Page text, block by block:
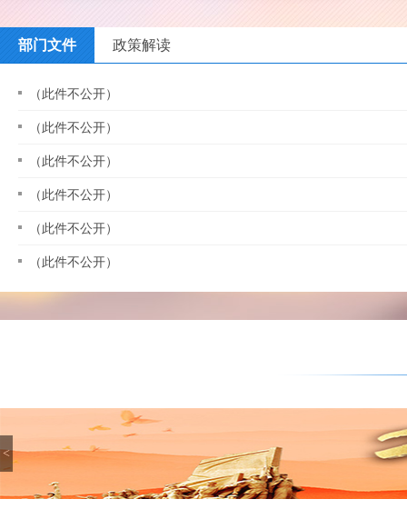
部门文件 政策解读
（此件不公开）
（此件不公开）
（此件不公开）
（此件不公开）
（此件不公开）
（此件不公开）
<